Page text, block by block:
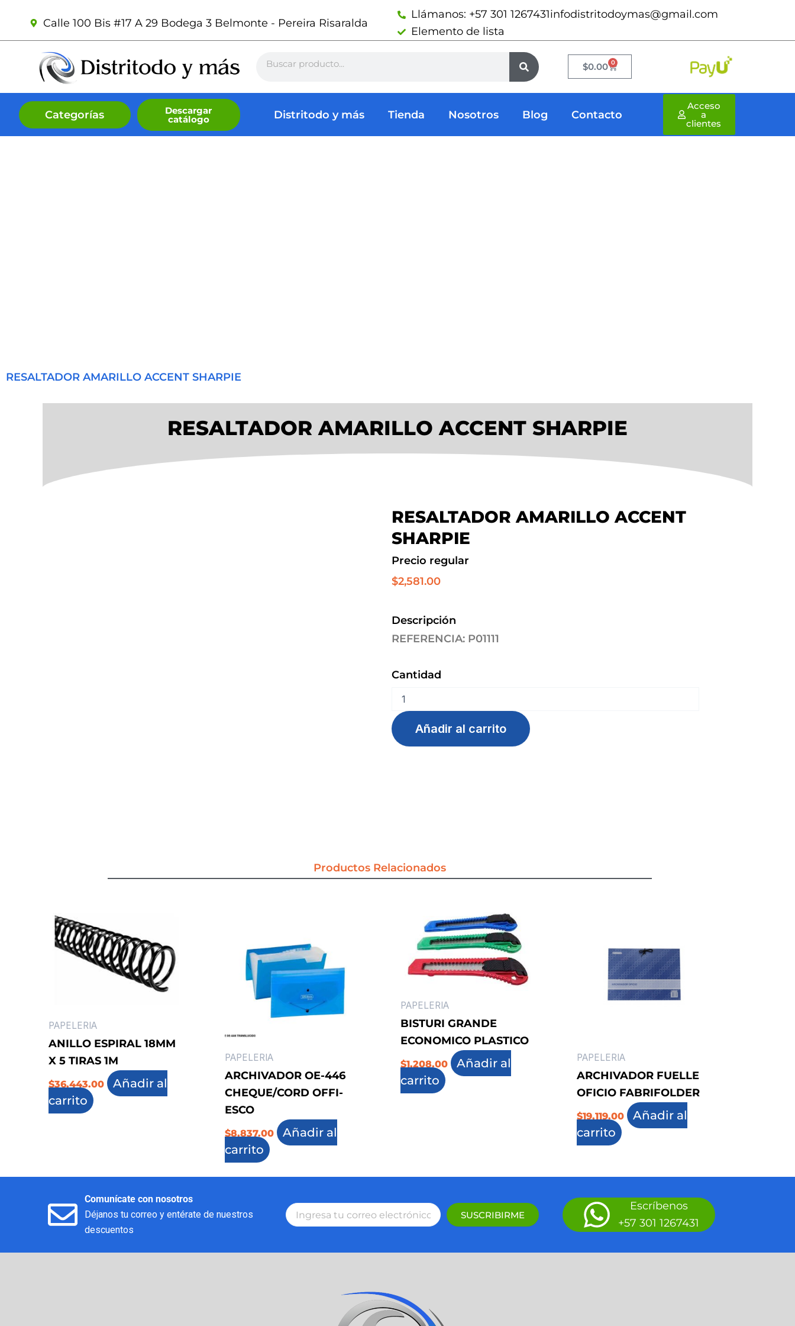
contenido
Calle 100 Bis #17 A 29 Bodega 3 Belmonte - Pereira Risaralda
Llámanos: +57 301 1267431infodistritodoymas@gmail.com
Elemento de lista
$0.00 0
Cart
Categorías Descargar
catálogo Distritodo y más Tienda Nosotros Blog Contacto
Acceso
a
clientes
RESALTADOR AMARILLO ACCENT SHARPIE
RESALTADOR AMARILLO ACCENT SHARPIE
RESALTADOR AMARILLO ACCENT
SHARPIE
Precio regular
$2,581.00
Descripción
REFERENCIA: P01111
Cantidad
AMARILLO
ACCENT
SHARPIE
cantidad
Añadir al carrito
Productos Relacionados
PAPELERIA
ANILLO ESPIRAL 18MM
X 5 TIRAS 1M
$36,443.00
Añadir al
carrito
PAPELERIA
ARCHIVADOR OE-446
CHEQUE/CORD OFFI-
ESCO
$8,837.00
Añadir al
carrito
PAPELERIA
BISTURI GRANDE
ECONOMICO PLASTICO
$1,208.00
Añadir al
carrito
PAPELERIA
ARCHIVADOR FUELLE
OFICIO FABRIFOLDER
$19,119.00
Añadir al
carrito
Comunícate con nosotros
Déjanos tu correo y entérate de nuestros
descuentos
SUSCRIBIRME
Escríbenos
+57 301 1267431